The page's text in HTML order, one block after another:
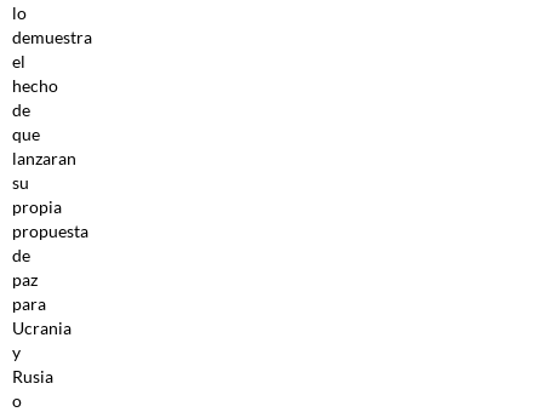
lo
demuestra
el
hecho
de
que
lanzaran
su
propia
propuesta
de
paz
para
Ucrania
y
Rusia
o